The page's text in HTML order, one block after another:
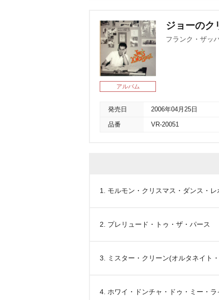
アルバム
ジョーのク
フランク・ザッ
発売日 2006年04月25日
品番 VR-20051
1. モルモン・クリスマス・ダンス・レ
2. プレリュード・トゥ・ザ・パース
3. ミスター・クリーン(オルタネイト
4. ホワイ・ドンチャ・ドゥ・ミー・ラ